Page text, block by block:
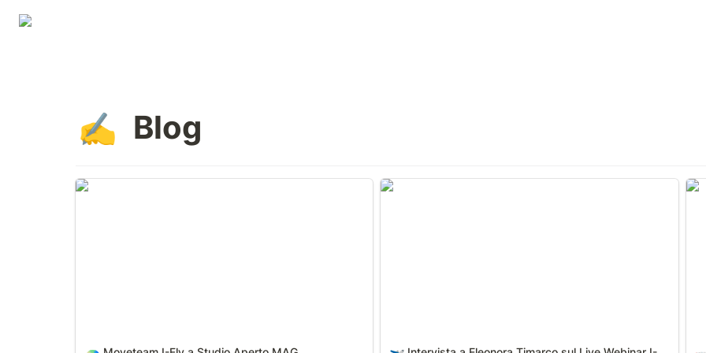
✍️ Blog
Moveteam I-Fly a Studio Aperto MAG
Intervista a Eleonora Timarco sul Live Webinar I-